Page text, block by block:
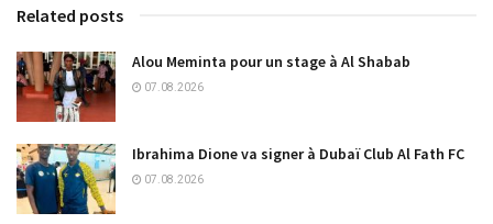
Related posts
Alou Meminta pour un stage à Al Shabab
07.08.2026
Ibrahima Dione va signer à Dubaï Club Al Fath FC
07.08.2026